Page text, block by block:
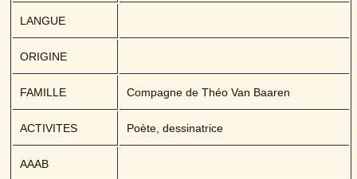
LANGUE
ORIGINE
FAMILLE Compagne de Théo Van Baaren
ACTIVITES Poète, dessinatrice
AAAB